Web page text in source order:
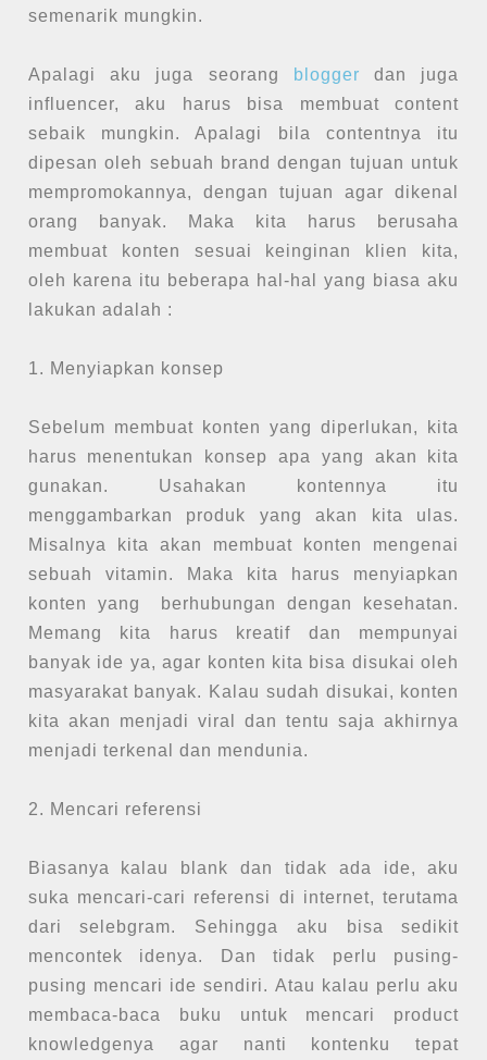
semenarik mungkin.
Apalagi aku juga seorang blogger dan juga
influencer, aku harus bisa membuat content
sebaik mungkin. Apalagi bila contentnya itu
dipesan oleh sebuah brand dengan tujuan untuk
mempromokannya, dengan tujuan agar dikenal
orang banyak. Maka kita harus berusaha
membuat konten sesuai keinginan klien kita,
oleh karena itu beberapa hal-hal yang biasa aku
lakukan adalah :
1. Menyiapkan konsep
Sebelum membuat konten yang diperlukan, kita
harus menentukan konsep apa yang akan kita
gunakan. Usahakan kontennya itu
menggambarkan produk yang akan kita ulas.
Misalnya kita akan membuat konten mengenai
sebuah vitamin. Maka kita harus menyiapkan
konten yang berhubungan dengan kesehatan.
Memang kita harus kreatif dan mempunyai
banyak ide ya, agar konten kita bisa disukai oleh
masyarakat banyak. Kalau sudah disukai, konten
kita akan menjadi viral dan tentu saja akhirnya
menjadi terkenal dan mendunia.
2. Mencari referensi
Biasanya kalau blank dan tidak ada ide, aku
suka mencari-cari referensi di internet, terutama
dari selebgram. Sehingga aku bisa sedikit
mencontek idenya. Dan tidak perlu pusing-
pusing mencari ide sendiri. Atau kalau perlu aku
membaca-baca buku untuk mencari product
knowledgenya agar nanti kontenku tepat